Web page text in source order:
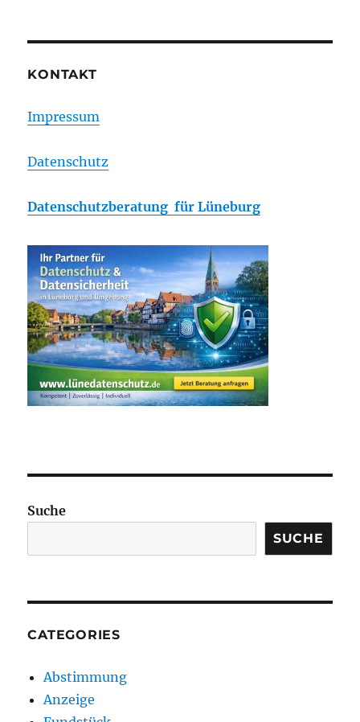
KONTAKT
Impressum
Datenschutz
Datenschutzberatung für Lüneburg
Suche
SUCHE
CATEGORIES
Abstimmung
Anzeige